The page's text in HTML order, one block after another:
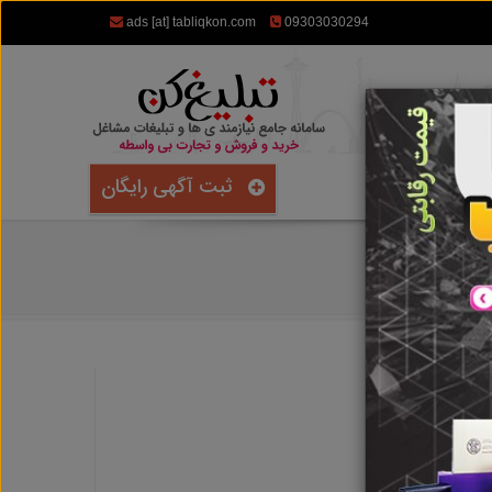
ads [at] tabliqkon.com 09303030294
ثبت آگهی رایگان